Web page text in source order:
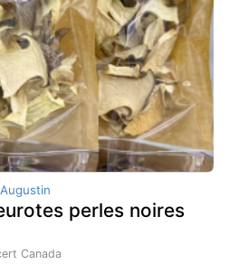
perles noires
Canada